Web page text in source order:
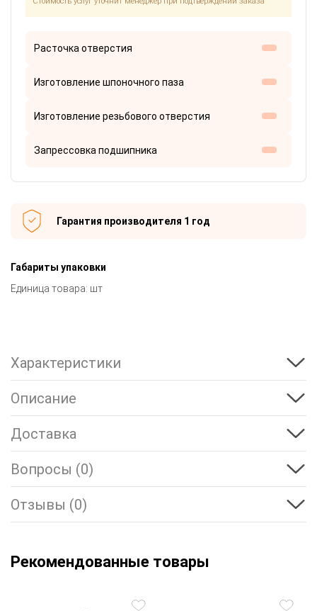
Расточка отверстия
Изготовление шпоночного паза
Изготовление резьбового отверстия
Запрессовка подшипника
Гарантия производителя 1 год
Габариты упаковки
Единица товара: шт
Характеристики
Описание
Доставка
Вопросы (0)
Отзывы (0)
Рекомендованные товары